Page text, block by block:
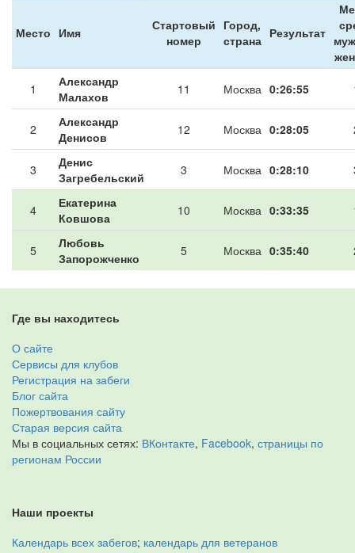
Место Имя
Стартовый
номер
Город,
страна Результат
1
Александр
Малахов
11 Москва 0:26:55
2
Александр
Денисов
12 Москва 0:28:05
3
Денис
Загребельский
3 Москва 0:28:10
4
Екатерина
Ковшова
10 Москва 0:33:35
5
Любовь
Запорожченко
5 Москва 0:35:40
Где вы находитесь
О сайте
Сервисы для клубов
Регистрация на забеги
Блог сайта
Пожертвования сайту
Старая версия сайта
Мы в социальных сетях: ВКонтакте, Facebook, страницы по
регионам России
Наши проекты
Календарь всех забегов; календарь для ветеранов